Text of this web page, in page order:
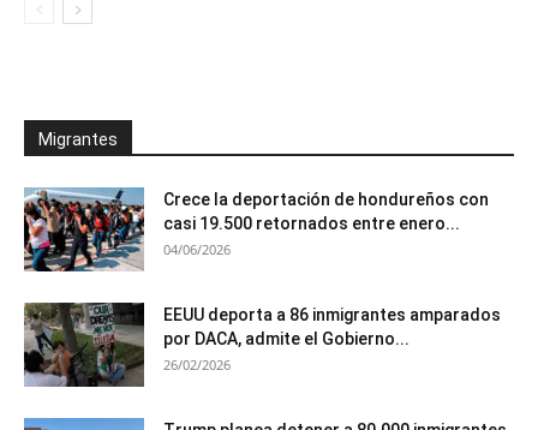
Migrantes
Crece la deportación de hondureños con
casi 19.500 retornados entre enero...
04/06/2026
EEUU deporta a 86 inmigrantes amparados
por DACA, admite el Gobierno...
26/02/2026